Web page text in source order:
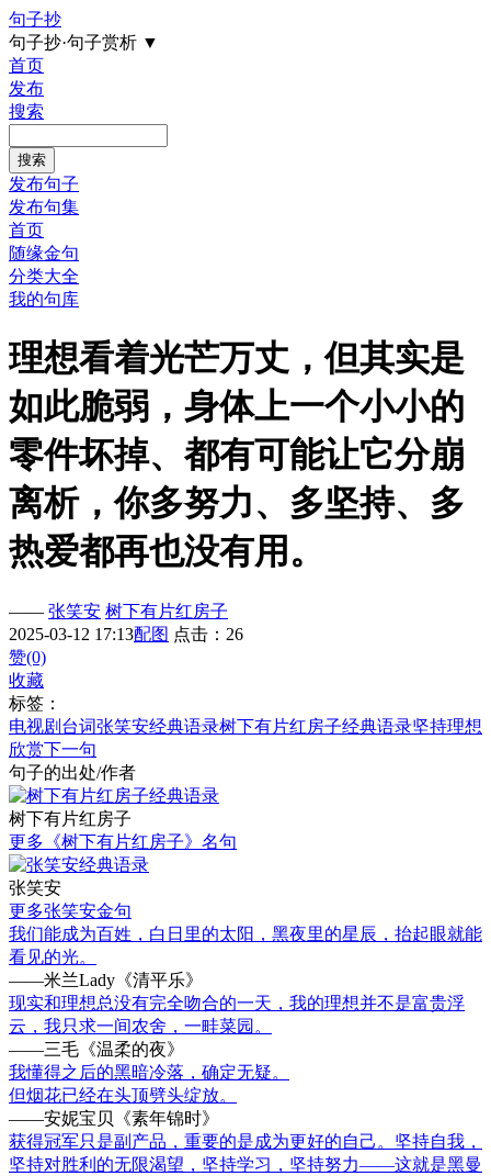
句子抄
句子抄·句子赏析 ▼
首页
发布
搜索
发布句子
发布句集
首页
随缘金句
分类大全
我的句库
理想看着光芒万丈，但其实是
如此脆弱，身体上一个小小的
零件坏掉、都有可能让它分崩
离析，你多努力、多坚持、多
热爱都再也没有用。
—— 张笑安 树下有片红房子
2025-03-12 17:13配图 点击：26
赞(0)
收藏
标签：
电视剧台词张笑安经典语录树下有片红房子经典语录坚持理想
欣赏下一句
句子的出处/作者
树下有片红房子
更多《树下有片红房子》名句
张笑安
更多张笑安金句
我们能成为百姓，白日里的太阳，黑夜里的星辰，抬起眼就能
看见的光。
——米兰Lady《清平乐》
现实和理想总没有完全吻合的一天，我的理想并不是富贵浮
云，我只求一间农舍，一畦菜园。
——三毛《温柔的夜》
我懂得之后的黑暗冷落，确定无疑。
但烟花已经在头顶劈头绽放。
——安妮宝贝《素年锦时》
获得冠军只是副产品，重要的是成为更好的自己。坚持自我，
坚持对胜利的无限渴望，坚持学习，坚持努力——这就是黑曼